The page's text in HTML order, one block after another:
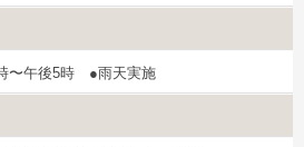
午後5時 ●雨天実施